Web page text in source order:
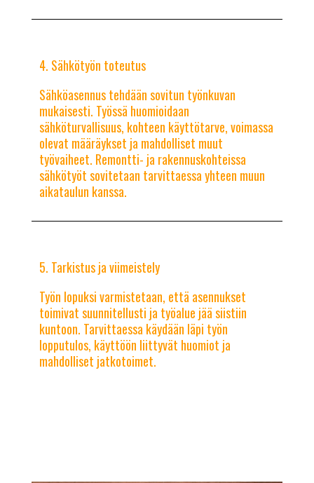
Sähkötyön toteutus
Sähköasennus tehdään sovitun työnkuvan
mukaisesti. Työssä huomioidaan
sähköturvallisuus, kohteen käyttötarve, voimassa
olevat määräykset ja mahdolliset muut
työvaiheet. Remontti- ja rakennuskohteissa
sähkötyöt sovitetaan tarvittaessa yhteen muun
aikataulun kanssa.
Tarkistus ja viimeistely
Työn lopuksi varmistetaan, että asennukset
toimivat suunnitellusti ja työalue jää siistiin
kuntoon. Tarvittaessa käydään läpi työn
lopputulos, käyttöön liittyvät huomiot ja
mahdolliset jatkotoimet.